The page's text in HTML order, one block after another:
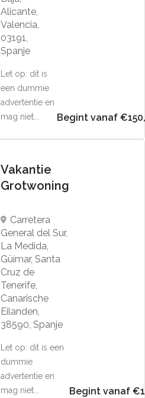
Alicante,
Valencia,
03191,
Spanje
Let op: dit is
een dummie
advertentie en
mag niet...
Begint vanaf
Vakantie
Grotwoning
Carretera
General del Sur,
La Medida,
Güímar, Santa
Cruz de
Tenerife,
Canarische
Eilanden,
38590, Spanje
Let op: dit is een
dummie
advertentie en
mag niet...
Begint vanaf